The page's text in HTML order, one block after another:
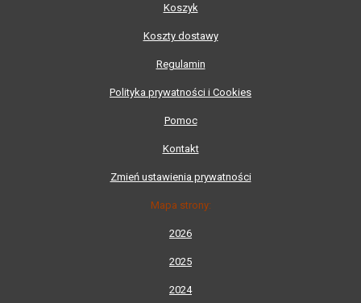
Koszyk
Koszty dostawy
Regulamin
Polityka prywatności i Cookies
Pomoc
Kontakt
Zmień ustawienia prywatności
Mapa strony:
2026
2025
2024